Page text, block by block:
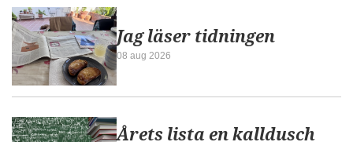
Jag läser tidningen
08 aug 2026
Årets lista en kalldusch